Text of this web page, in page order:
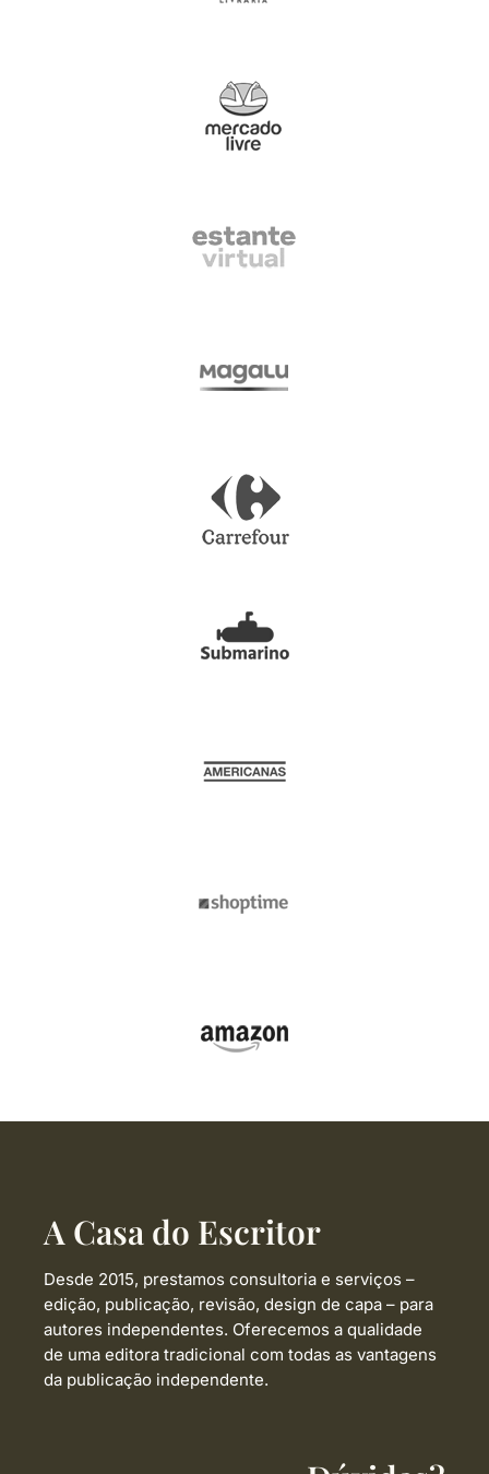
A Casa do Escritor
Desde 2015, prestamos consultoria e serviços –
edição, publicação, revisão, design de capa – para
autores independentes. Oferecemos a qualidade
de uma editora tradicional com todas as vantagens
da publicação independente.